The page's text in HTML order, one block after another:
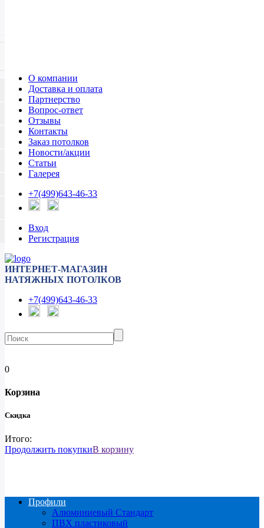
О компании
Доставка и оплата
Партнерство
Вопрос-ответ
Отзывы
Контакты
Заказ потолков
Новости/акции
Статьи
Галерея
+7(499)643-46-33
Вход
Регистрация
ИНТЕРНЕТ-МАГАЗИН
НАТЯЖНЫХ ПОТОЛКОВ
+7(499)643-46-33
0
Корзина
Скидка
Итого:
Продолжить покупкиВ корзину
Профили
Алюминиевый Стандарт
ПВХ пластиковый